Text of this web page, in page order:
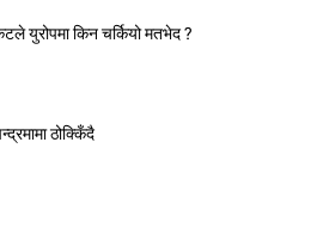
युरोपमा किन चर्कियो मतभेद ?
ठोक्किँदै